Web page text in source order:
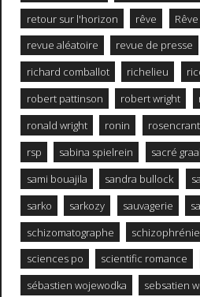
retour sur l'horizon
rêve
revue aléatoire
revue de presse
richard comballot
richelieu
robert pattinson
robert wright
ronald wright
ronin
rsp
sabina spielrein sacré graal
sami bouajila
sandra bullock
sarko
sarkozy sauvagerie
schizomatographe
schizophrénie
sciences po
scientific romance
sébastien wojewodka
sebsatien